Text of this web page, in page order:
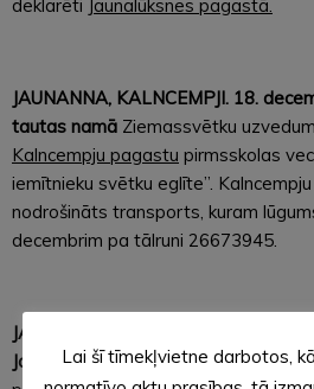
deklarēti Jaunalūksnes pagastā.
JAUNANNA, KALNCEMPJI. 18.
tautas namā Ziemassvētku
Kalncempju pagastu pirmsskolas
iemītnieku svētku eglīte”.
nodrošināts transports, kuram
decembrim pa tālruni 26673945.
JAUNLAICENE, VECLAICENE. 18.
Jaunlaicenes tautas namā
Lai šī tīmekļvietne darbotos,